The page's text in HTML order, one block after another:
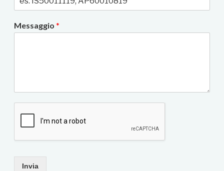
Messaggio *
Invia